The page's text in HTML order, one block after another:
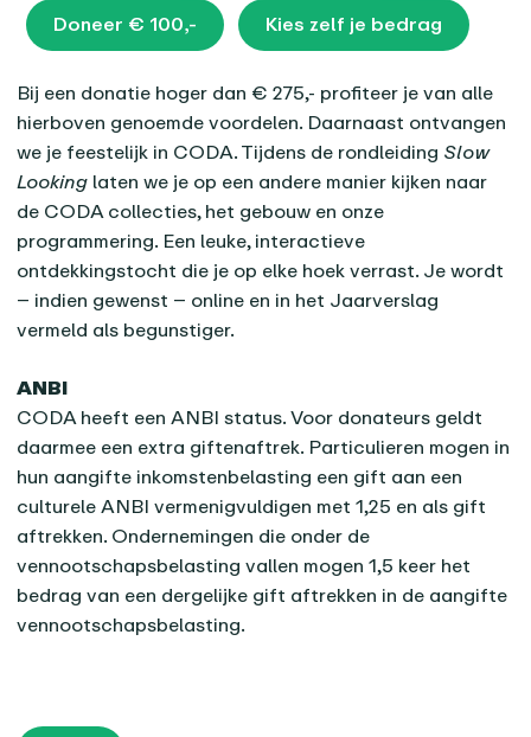
Doneer € 100,- Kies zelf je bedrag
Bij een donatie hoger dan € 275,- profiteer je van alle
hierboven genoemde voordelen. Daarnaast ontvangen
we je feestelijk in CODA. Tijdens de rondleiding Slow
Looking laten we je op een andere manier kijken naar
de CODA collecties, het gebouw en onze
programmering. Een leuke, interactieve
ontdekkingstocht die je op elke hoek verrast. Je wordt
– indien gewenst – online en in het Jaarverslag
vermeld als begunstiger.
ANBI
CODA heeft een ANBI status. Voor donateurs geldt
daarmee een extra giftenaftrek. Particulieren mogen in
hun aangifte inkomstenbelasting een gift aan een
culturele ANBI vermenigvuldigen met 1,25 en als gift
aftrekken. Ondernemingen die onder de
vennootschapsbelasting vallen mogen 1,5 keer het
bedrag van een dergelijke gift aftrekken in de aangifte
vennootschapsbelasting.